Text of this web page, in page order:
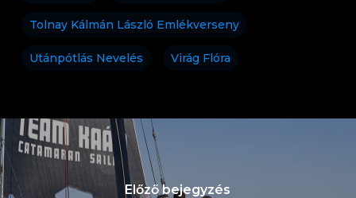
Tolnay Kálmán László Emlékverseny
Utánpótlás Nevelés Virág Flóra
Előző bejegyzés